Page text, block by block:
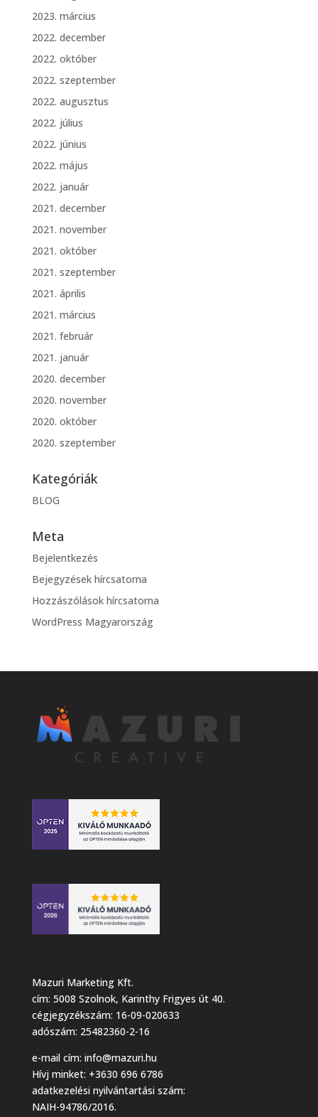
2023. március
2022. december
2022. október
2022. szeptember
2022. augusztus
2022. július
2022. június
2022. május
2022. január
2021. december
2021. november
2021. október
2021. szeptember
2021. április
2021. március
2021. február
2021. január
2020. december
2020. november
2020. október
2020. szeptember
Kategóriák
BLOG
Meta
Bejelentkezés
Bejegyzések hírcsatorna
Hozzászólások hírcsatorna
WordPress Magyarország
Mazuri Marketing Kft.
cím: 5008 Szolnok, Karinthy Frigyes út 40.
cégjegyzékszám: 16-09-020633
adószám: 25482360-2-16
e-mail cím: info@mazuri.hu
Hívj minket: +3630 696 6786
adatkezelési nyilvántartási szám:
NAIH-94786/2016.